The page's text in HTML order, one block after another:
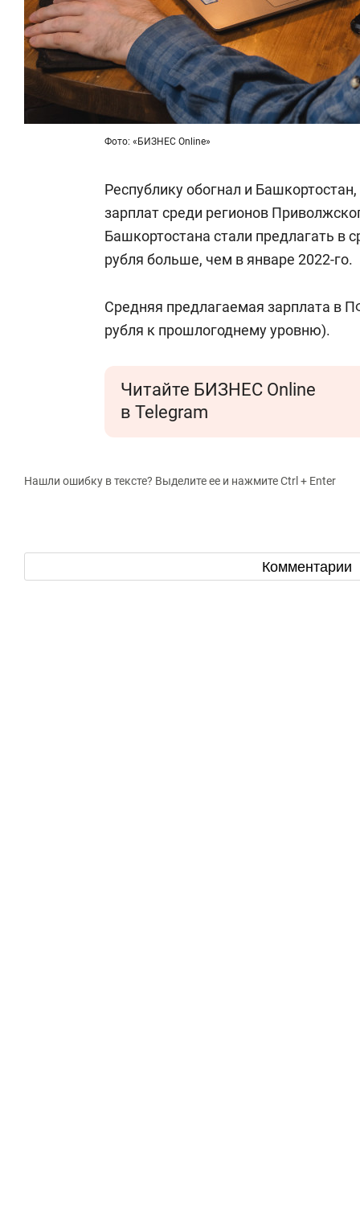
Фото: «БИЗНЕС Online»
Республику обогнал и
зарплат среди регионов
Башкортостана стали предлагать в
рубля больше, чем в январе 2022-го.
Средняя предлагаемая зарплата в
рубля к прошлогоднему уровню).
Читайте БИЗНЕС Online
в Telegram
Нашли ошибку в тексте? Выделите ее и нажмите Ctrl + Enter
Комментарии